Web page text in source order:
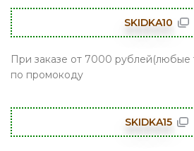
SKIDKA10
При заказе от 7000 рублей(любые
по промокоду
SKIDKA15